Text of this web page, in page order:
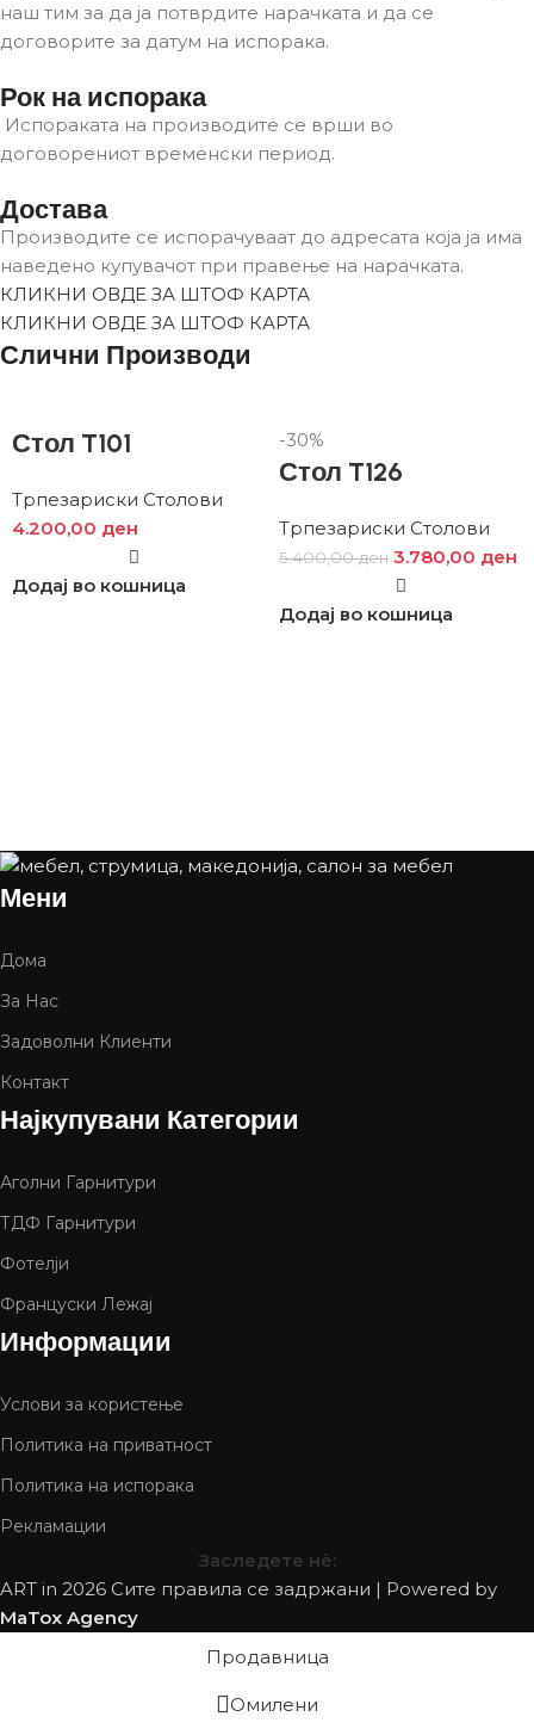
наш тим за да ја потврдите нарачката и да се
договорите за датум на испорака.
Рок на испорака
Испораката на производите се врши во
договорениот временски период.
Достава
Производите се испорачуваат до адресата која ја има
наведено купувачот при правење на нарачката.
КЛИКНИ ОВДЕ ЗА ШТОФ КАРТА
КЛИКНИ ОВДЕ ЗА ШТОФ КАРТА
Слични Производи
Стол T101
Трпезариски Столови
4.200,00 ден
Додај во кошница
-30%
Стол T126
Трпезариски Столови
5.400,00ден 3.780,00 ден
Додај во кошница
Мени
Дома
За Нас
Задоволни Клиенти
Контакт
Најкупувани Категории
Аголни Гарнитури
ТДФ Гарнитури
Фотелји
Француски Лежај
Информации
Услови за користење
Политика на приватност
Политика на испорака
Рекламации
Заследете нѐ:
ART in 2026 Сите правила се задржани | Powered by
MaTox Agency
Продавница
Омилени